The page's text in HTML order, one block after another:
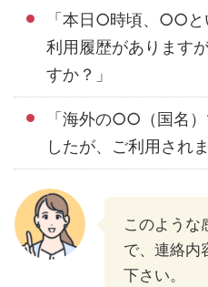
「本日○時頃、○○
利用履歴があります
すか？」
「海外の○○（国名
したが、ご利用され
このような
で、連絡内
下さい。